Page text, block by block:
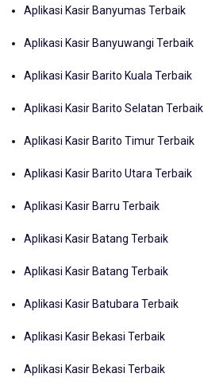
Aplikasi Kasir Banyumas Terbaik
Aplikasi Kasir Banyuwangi Terbaik
Aplikasi Kasir Barito Kuala Terbaik
Aplikasi Kasir Barito Selatan Terbaik
Aplikasi Kasir Barito Timur Terbaik
Aplikasi Kasir Barito Utara Terbaik
Aplikasi Kasir Barru Terbaik
Aplikasi Kasir Batang Terbaik
Aplikasi Kasir Batang Terbaik
Aplikasi Kasir Batubara Terbaik
Aplikasi Kasir Bekasi Terbaik
Aplikasi Kasir Bekasi Terbaik